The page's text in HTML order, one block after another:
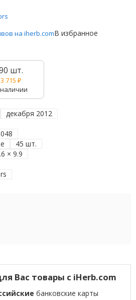
на iherb.comВ избранное
шт.
3 715 ₽
декабря 2012
45 шт.
× 9.9
Вас товары с iHerb.com
банковские карты